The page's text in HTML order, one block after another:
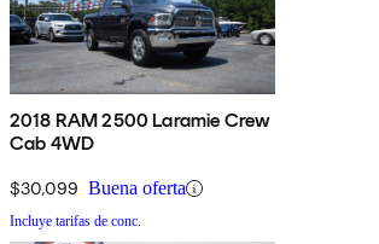
2018 RAM 2500 Laramie Crew
Cab 4WD
$30,099 Buena oferta
Incluye tarifas de conc.